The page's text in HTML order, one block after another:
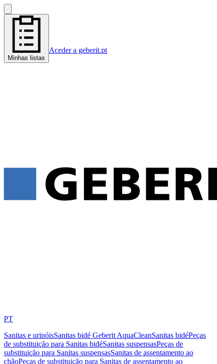
Minhas listas
Aceder a geberit.pt
PT
Sanitas e urinóisSanitas bidé Geberit AquaCleanSanitas bidéPeças
de substituição para Sanitas bidéSanitas suspensasPeças de
substituição para Sanitas suspensasSanitas de assentamento ao
chãoPeças de substituição para Sanitas de assentamento ao